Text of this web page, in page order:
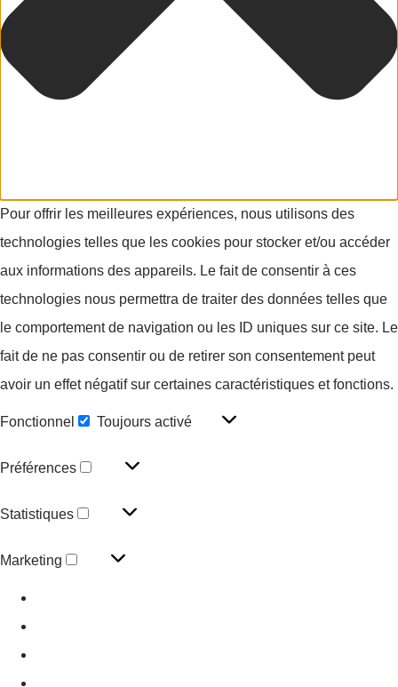
Pour offrir les meilleures expériences, nous utilisons des
technologies telles que les cookies pour stocker et/ou accéder
aux informations des appareils. Le fait de consentir à ces
technologies nous permettra de traiter des données telles que
le comportement de navigation ou les ID uniques sur ce site. Le
fait de ne pas consentir ou de retirer son consentement peut
avoir un effet négatif sur certaines caractéristiques et fonctions.
Fonctionnel Toujours activé
Préférences
Statistiques
Marketing